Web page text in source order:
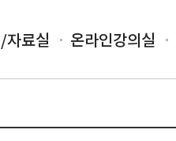
료실 온라인강의실